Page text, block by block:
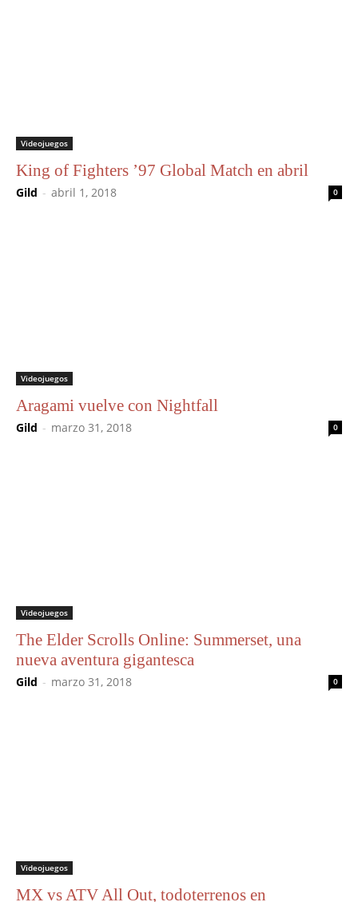
Videojuegos
King of Fighters ’97 Global Match en abril
Gild - abril 1, 2018 0
Videojuegos
Aragami vuelve con Nightfall
Gild - marzo 31, 2018 0
Videojuegos
The Elder Scrolls Online: Summerset, una
nueva aventura gigantesca
Gild - marzo 31, 2018 0
Videojuegos
MX vs ATV All Out, todoterrenos en